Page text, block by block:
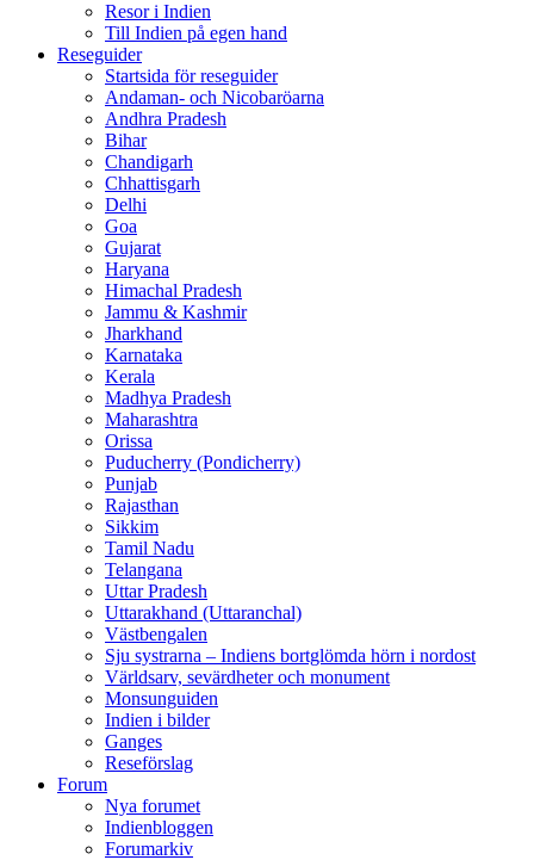
Resor i Indien
Till Indien på egen hand
Reseguider
Startsida för reseguider
Andaman- och Nicobaröarna
Andhra Pradesh
Bihar
Chandigarh
Chhattisgarh
Delhi
Goa
Gujarat
Haryana
Himachal Pradesh
Jammu & Kashmir
Jharkhand
Karnataka
Kerala
Madhya Pradesh
Maharashtra
Orissa
Puducherry (Pondicherry)
Punjab
Rajasthan
Sikkim
Tamil Nadu
Telangana
Uttar Pradesh
Uttarakhand (Uttaranchal)
Västbengalen
Sju systrarna – Indiens bortglömda hörn i nordost
Världsarv, sevärdheter och monument
Monsunguiden
Indien i bilder
Ganges
Reseförslag
Forum
Nya forumet
Indienbloggen
Forumarkiv